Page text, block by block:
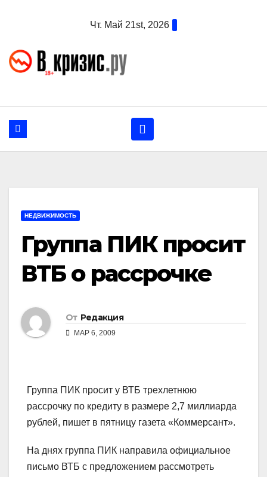
Чт. Май 21st, 2026
НЕДВИЖИМОСТЬ
Группа ПИК просит
ВТБ о рассрочке
От Редакция
МАР 6, 2009
Группа ПИК просит у ВТБ трехлетнюю
рассрочку по кредиту в размере 2,7 миллиарда
рублей, пишет в пятницу газета «Коммерсант».
На днях группа ПИК направила официальное
письмо ВТБ с предложением рассмотреть